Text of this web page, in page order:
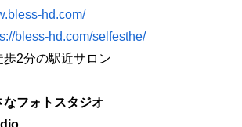
hd.com/
bless-hd.com/selfesthe/
2分の駅近サロン
フォトスタジオ